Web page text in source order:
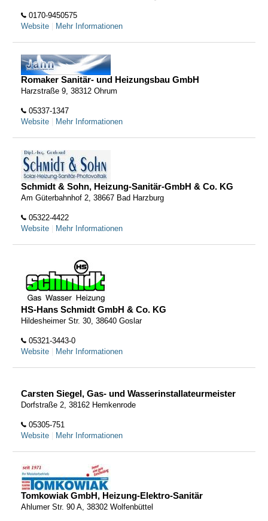
0170-9450575
Website
Mehr Informationen
Romaker Sanitär- und Heizungsbau GmbH
Harzstraße 9, 38312 Ohrum
05337-1347
Website
Mehr Informationen
Schmidt & Sohn, Heizung-Sanitär-GmbH & Co. KG
Am Güterbahnhof 2, 38667 Bad Harzburg
05322-4422
Website
Mehr Informationen
HS-Hans Schmidt GmbH & Co. KG
Hildesheimer Str. 30, 38640 Goslar
05321-3443-0
Website
Mehr Informationen
Carsten Siegel, Gas- und Wasserinstallateurmeister
Dorfstraße 2, 38162 Hemkenrode
05305-751
Website
Mehr Informationen
Tomkowiak GmbH, Heizung-Elektro-Sanitär
Ahlumer Str. 90 A, 38302 Wolfenbüttel